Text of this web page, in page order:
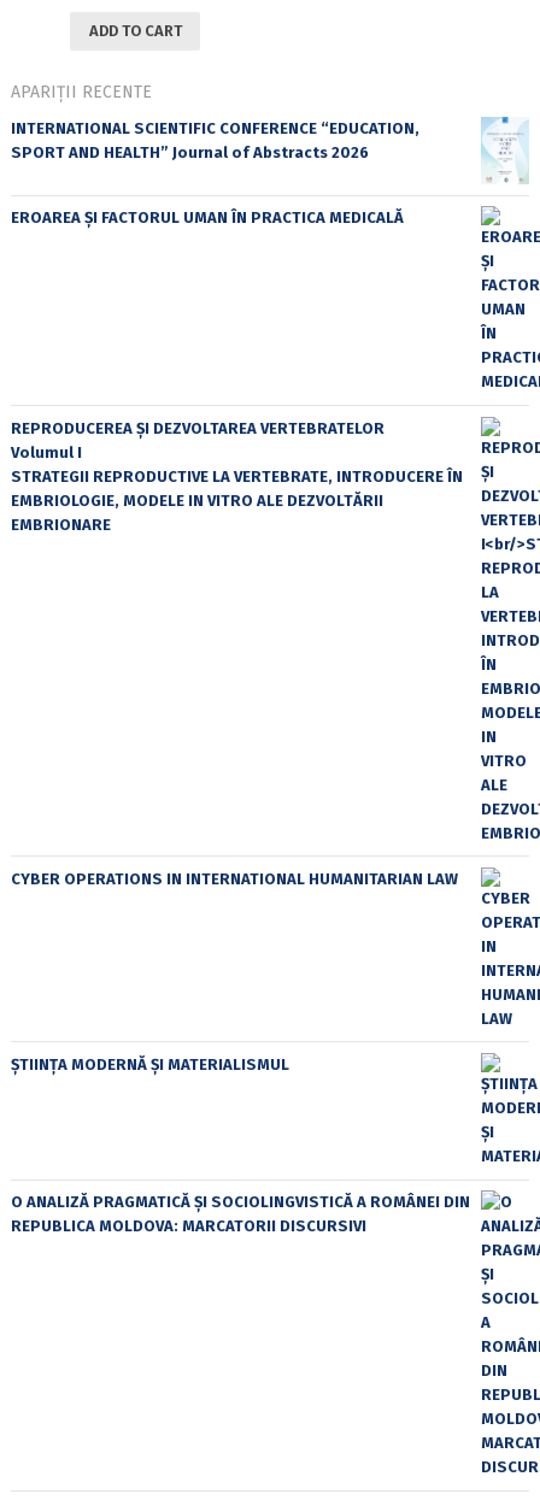
ADD TO CART
APARIȚII RECENTE
INTERNATIONAL SCIENTIFIC CONFERENCE “EDUCATION,
SPORT AND HEALTH” Journal of Abstracts 2026
EROAREA ȘI FACTORUL UMAN ÎN PRACTICA MEDICALĂ
REPRODUCEREA ȘI DEZVOLTAREA VERTEBRATELOR
Volumul I
STRATEGII REPRODUCTIVE LA VERTEBRATE, INTRODUCERE ÎN
EMBRIOLOGIE, MODELE IN VITRO ALE DEZVOLTĂRII
EMBRIONARE
CYBER OPERATIONS IN INTERNATIONAL HUMANITARIAN LAW
ȘTIINȚA MODERNĂ ȘI MATERIALISMUL
O ANALIZĂ PRAGMATICĂ ȘI SOCIOLINGVISTICĂ A ROMÂNEI DIN
REPUBLICA MOLDOVA: MARCATORII DISCURSIVI